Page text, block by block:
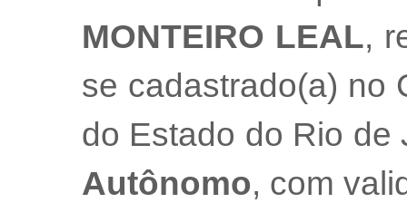
MONTEIRO LEAL,
se cadastrado(a) no
do Estado do Rio
Autônomo, com